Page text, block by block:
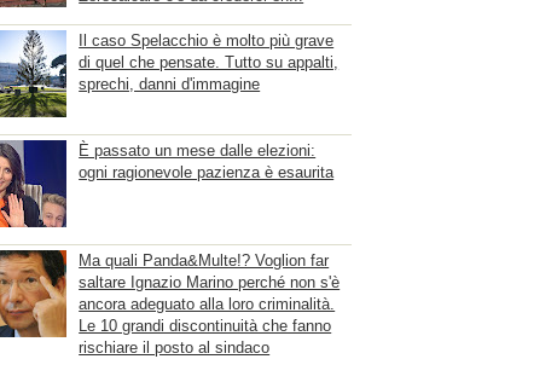
Il caso Spelacchio è molto più grave
di quel che pensate. Tutto su appalti,
sprechi, danni d'immagine
È passato un mese dalle elezioni:
ogni ragionevole pazienza è esaurita
Ma quali Panda&Multe!? Voglion far
saltare Ignazio Marino perché non s'è
ancora adeguato alla loro criminalità.
Le 10 grandi discontinuità che fanno
rischiare il posto al sindaco